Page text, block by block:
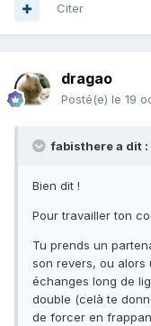
Citer
dragao
Posté(e) le 19
fabisthere a dit :
Bien dit !
Pour travailler ton
Tu prends un
son revers, ou alors
échanges long de
double (celà te
de forcer en